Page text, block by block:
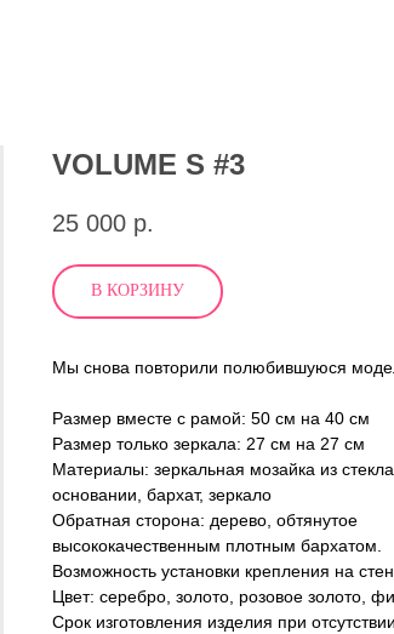
VOLUME S #3
25 000 р.
В КОРЗИНУ
Мы снова повторили полюбившуюся
Размер вместе с рамой: 50 см на 40 см
Размер только зеркала: 27 см на 27 см
Материалы: зеркальная мозайка из
основании, бархат, зеркало
Обратная сторона: дерево, обтянутое
высококачественным плотным бархатом.
Возможность установки крепления на
Цвет: серебро, золото, розовое золото,
Срок изготовления изделия при